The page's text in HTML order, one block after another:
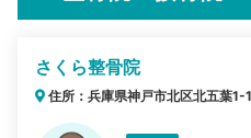
さくら整骨院
住所：兵庫県神戸市北区北五葉